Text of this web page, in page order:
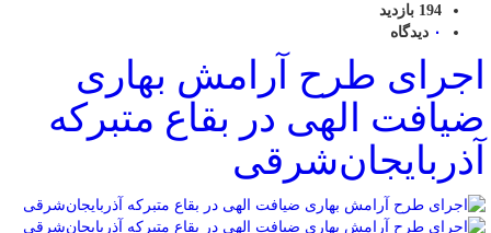
194 بازدید
۰ دیدگاه
اجرای طرح آرامش بهاری
ضیافت الهی در بقاع متبرکه
آذربایجان‌شرقی